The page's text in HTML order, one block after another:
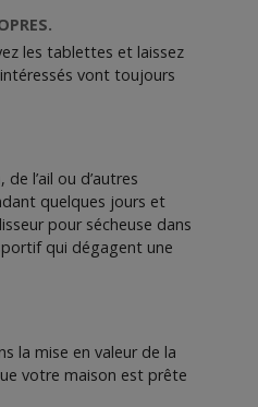
les tablettes et laissez
vont toujours
l’ail ou d’autres
quelques jours et
pour sécheuse dans
qui dégagent une
la mise en valeur de la
votre maison est prête